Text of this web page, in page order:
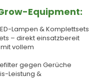
Equipment:
Lampen & Komplettsets
– direkt einsatzbereit
vollem
gegen Gerüche
Leistung &